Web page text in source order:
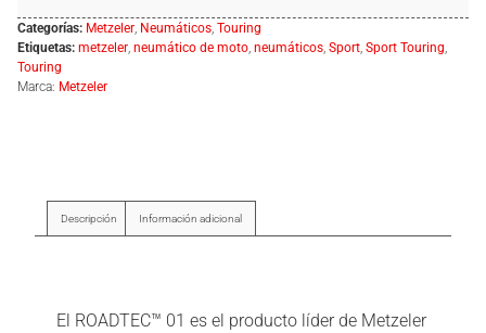
Categorías: Metzeler, Neumáticos, Touring
Etiquetas: metzeler, neumático de moto, neumáticos, Sport, Sport Touring,
Touring
Marca: Metzeler
Descripción Información adicional
El ROADTEC™ 01 es el producto líder de Metzeler